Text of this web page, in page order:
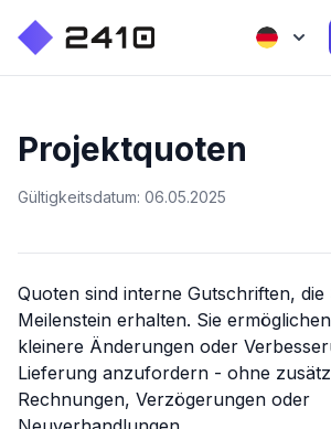
Projektquoten
Gültigkeitsdatum: 06.05.2025
Quoten sind interne Gutschriften, die
Meilenstein erhalten. Sie
kleinere Änderungen oder
Lieferung anzufordern - ohne
Rechnungen, Verzögerungen oder